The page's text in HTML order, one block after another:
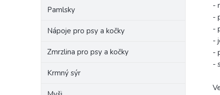
Pamlsky
Nápoje pro psy a kočky
Zmrzlina pro psy a kočky
Krmný sýr
-
-
-
-
-
-